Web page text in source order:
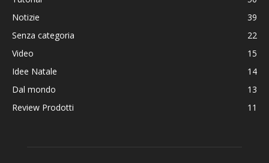
Notizie
39
Senza categoria
22
Video
15
Idee Natale
14
Dal mondo
13
Review Prodotti
11